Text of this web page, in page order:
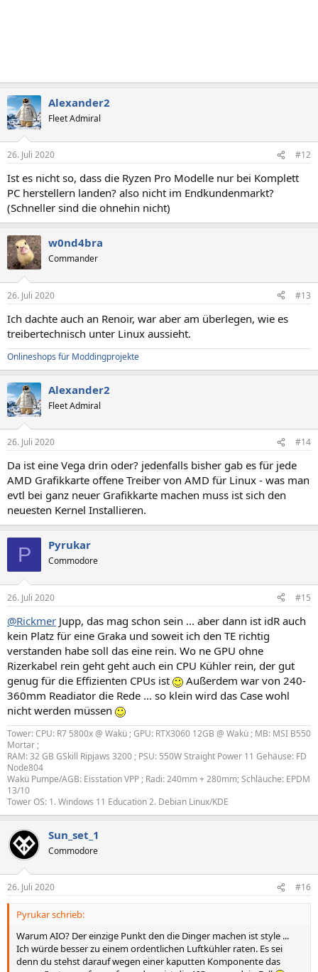
Alexander2
Fleet Admiral
26. Juli 2020 #12
Ist es nicht so, dass die Ryzen Pro Modelle nur bei Komplett
PC herstellern landen? also nicht im Endkundenmarkt?
(Schneller sind die ohnehin nicht)
w0nd4bra
Commander
26. Juli 2020 #13
Ich dachte auch an Renoir, war aber am überlegen, wie es
treibertechnisch unter Linux aussieht.
Onlineshops für Moddingprojekte
Alexander2
Fleet Admiral
26. Juli 2020 #14
Da ist eine Vega drin oder? jedenfalls bisher gab es für jede
AMD Grafikkarte offene Treiber von AMD für Linux - was man
evtl bei ganz neuer Grafikkarte machen muss ist sich den
neuesten Kernel Installieren.
P Pyrukar
Commodore
26. Juli 2020 #15
@Rickmer Jupp, das mag schon sein ... aber dann ist idR auch
kein Platz für eine Graka und soweit ich den TE richtig
verstanden habe soll das eine rein. Wo ne GPU ohne
Rizerkabel rein geht geht auch ein CPU Kühler rein, der gut
genug für die Effizienten CPUs ist
Außerdem war von 240-
360mm Readiator die Rede ... so klein wird das Case wohl
nicht werden müssen
Tower: CPU: R7 5800x @ Wakü ; GPU: RTX3060 12GB @ Wakü ; MB: MSI B550
Mortar ;
RAM: 32 GB GSkill Ripjaws 3200 ; PSU: 550W Straight Power 11 Gehäuse: FD
Node804
Wakü Pumpe/AGB: Eisstation VPP ; Radi: 240mm + 280mm; Schläuche: EPDM
13/10
Tower OS: 1. Windows 11 Education 2. Debian Linux/KDE
Sun_set_1
Commodore
26. Juli 2020 #16
Pyrukar schrieb:
Warum AIO? Der einzige Punkt den die Dinger machen ist style ...
Ich würde besser zu einem ordentlichen Luftkühler raten. Es sei
denn du stehst darauf wegen einer kaputten Komponente das